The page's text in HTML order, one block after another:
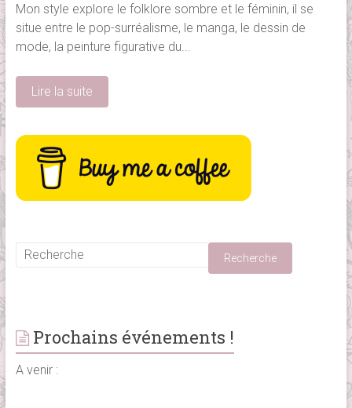
Mon style explore le folklore sombre et le féminin, il se
situe entre le pop-surréalisme, le manga, le dessin de
mode, la peinture figurative du...
Lire la suite
Prochains événements !
A venir :